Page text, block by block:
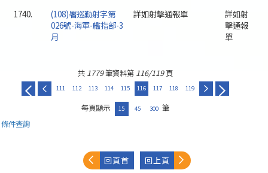
1740.
(108)署巡勤射字第
026號-海軍-艦指部-3
月
詳如射擊通報單
詳如射
擊通報
單
共 1779筆資料第 116/119頁
111 112 113 114 115 116 117 118 119
每頁顯示 15 45 300 筆
條件查詢
回頁首 回上頁